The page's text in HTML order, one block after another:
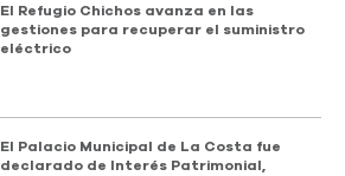
El Refugio Chichos avanza en las
gestiones para recuperar el suministro
eléctrico
El Palacio Municipal de La Costa fue
declarado de Interés Patrimonial,